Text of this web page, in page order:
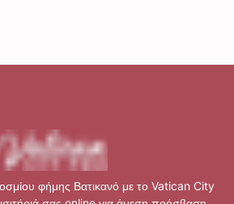
φήμης Βατικανό με το Vatican City